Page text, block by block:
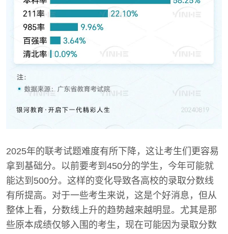
2025年的联考试题难度有所下降，这让考生们更容易
拿到基础分。以前要考到450分的学生，今年可能就
能达到500分。这样的变化导致各高校的录取分数线
有所提高。对于一些考生来说，这是个好消息，但从
整体上看，分数线上升的趋势越来越明显。尤其是那
些原本成绩仅够入围的考生，现在可能因为录取分数